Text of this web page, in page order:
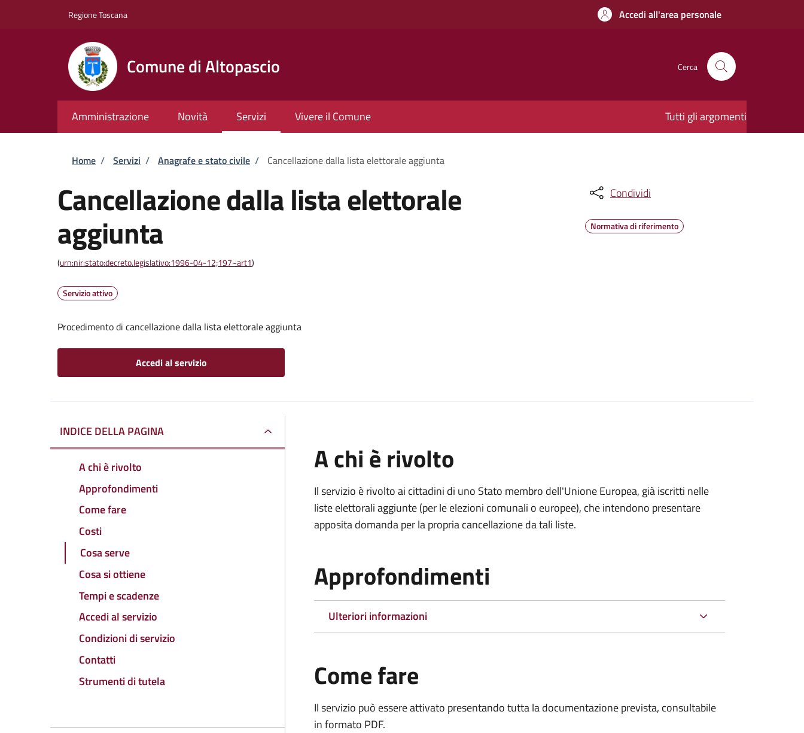
Regione Toscana Accedi all'area personale
Comune di Altopascio Cerca
Amministrazione Novità Servizi Vivere il Comune Tutti gli argomenti
Briciole di pane
Home / Servizi / Anagrafe e stato civile / Cancellazione dalla lista elettorale aggiunta
Cancellazione dalla lista elettorale
aggiunta
(urn:nir:stato:decreto.legislativo:1996-04-12;197~art1)
Servizio attivo
Procedimento di cancellazione dalla lista elettorale aggiunta
Accedi al servizio
Condividi
Normativa di riferimento
INDICE DELLA PAGINA
A chi è rivolto
Approfondimenti
Come fare
Costi
Cosa serve
Cosa si ottiene
Tempi e scadenze
Accedi al servizio
Condizioni di servizio
Contatti
Strumenti di tutela
A chi è rivolto
Il servizio è rivolto ai cittadini di uno Stato membro dell'Unione Europea, già iscritti nelle
liste elettorali aggiunte (per le elezioni comunali o europee), che intendono presentare
apposita domanda per la propria cancellazione da tali liste.
Approfondimenti
Ulteriori informazioni
Come fare
Il servizio può essere attivato presentando tutta la documentazione prevista, consultabile
in formato PDF.